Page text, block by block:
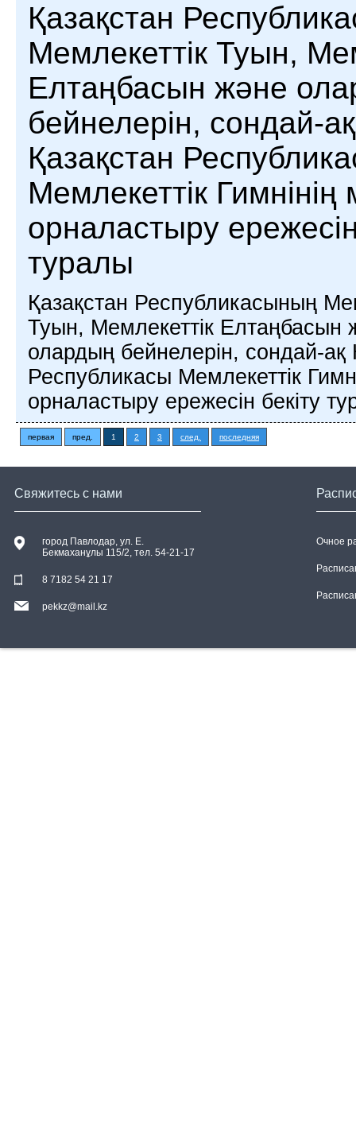
Қазақстан
Мемлекеттік Туын,
Елтаңбасын және
бейнелерін, сондай-ақ
Қазақстан
Мемлекеттік Гимнінің
орналастыру
туралы
Қазақстан Республикасының
Туын, Мемлекеттік Елтаңбасын
олардың бейнелерін, сондай-ақ
Республикасы Мемлекеттік
орналастыру ережесін бекіту
первая пред. 1 2 3 след. последняя
Свяжитесь с нами
город Павлодар, ул. E.
Бекмаханұлы 115/2, тел. 54-21-17
8 7182 54 21 17
pekkz@mail.kz
Очное